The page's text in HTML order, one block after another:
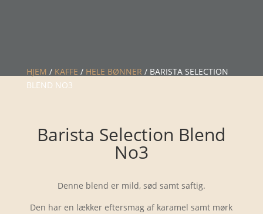
HJEM / KAFFE / HELE BØNNER / BARISTA SELECTION
BLEND NO3
Barista Selection Blend
No3
Denne blend er mild, sød samt saftig.
Den har en lækker eftersmag af karamel samt mørk